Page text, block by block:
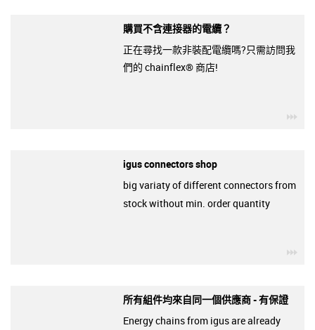
購買不含連接器的電纜？
正在尋找一款非裝配電纜嗎?只需訪問我
們的 chainflex® 商店!
igus connectors shop
big variaty of different connectors from
stock without min. order quantity
所有組件均來自同一個供應商 - 有保證
Energy chains from igus are already